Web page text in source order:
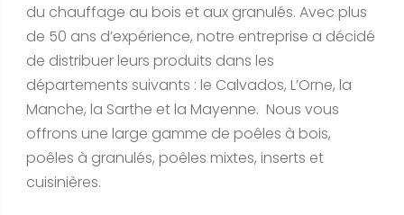
du chauffage au bois et aux granulés. Avec plus
de 50 ans d’expérience, notre entreprise a décidé
de distribuer leurs produits dans les
départements suivants : le Calvados, L’Orne, la
Manche, la Sarthe et la Mayenne. Nous vous
offrons une large gamme de poêles à bois,
poêles à granulés, poêles mixtes, inserts et
cuisinières.